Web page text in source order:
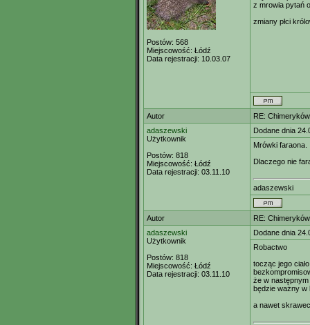
Postów: 568
Miejscowość: Łódź
Data rejestracji: 10.03.07
z mrowia pytań
zmiany płci
Autor
RE:
adaszewski
Użytkownik
Postów: 818
Miejscowość: Łódź
Data rejestracji: 03.11.10
Dodane dnia
Mrówki faraona.
Dlaczego nie
adaszewski
Autor
RE:
adaszewski
Użytkownik
Postów: 818
Miejscowość: Łódź
Data rejestracji: 03.11.10
Dodane dnia
Robactwo
tocząc jego ciało
że w
będzie ważny w
a nawet